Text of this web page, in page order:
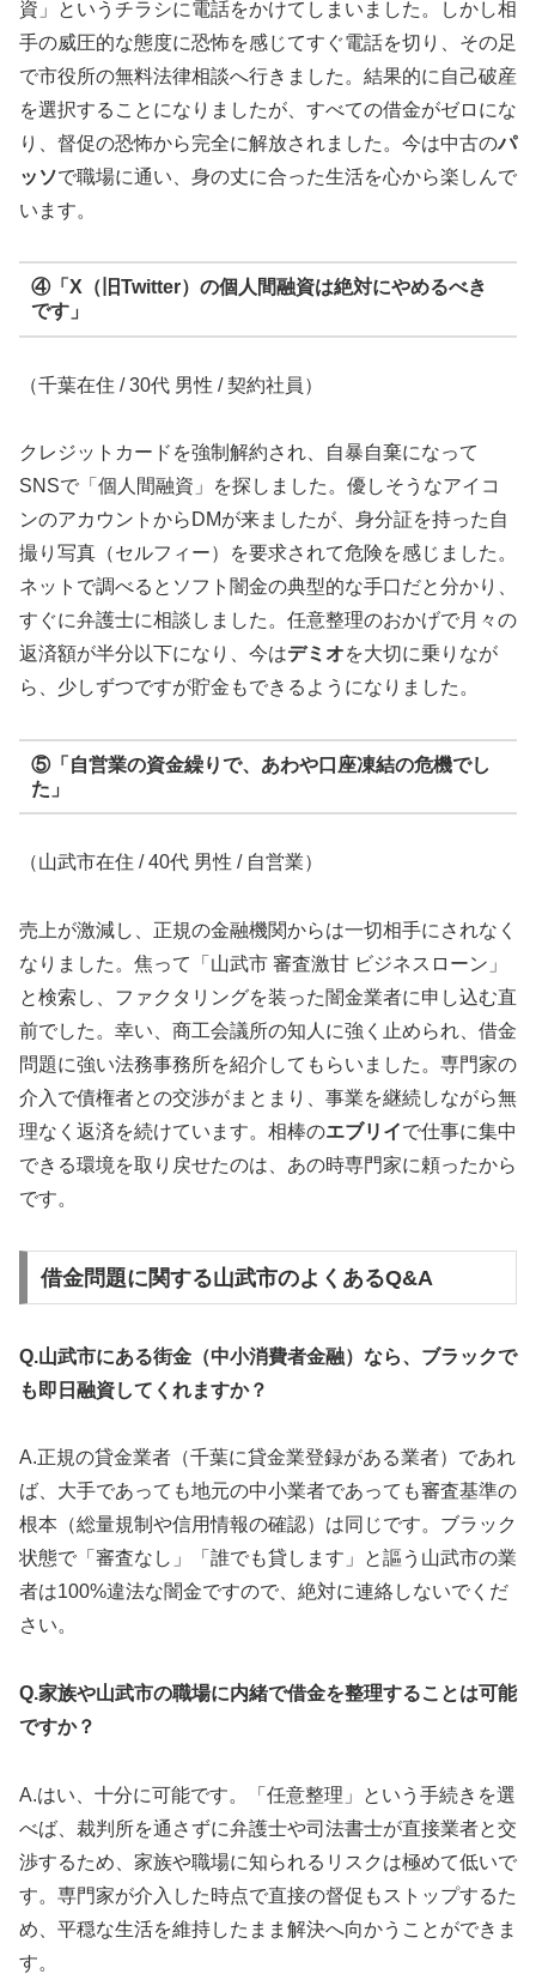
資」というチラシに電話をかけてしまいました。しかし相
手の威圧的な態度に恐怖を感じてすぐ電話を切り、その足
で市役所の無料法律相談へ行きました。結果的に自己破産
を選択することになりましたが、すべての借金がゼロにな
り、督促の恐怖から完全に解放されました。今は中古のパ
ッソで職場に通い、身の丈に合った生活を心から楽しんで
います。
④「X（旧Twitter）の個人間融資は絶対にやめるべき
です」
（千葉在住 / 30代 男性 / 契約社員）
クレジットカードを強制解約され、自暴自棄になって
SNSで「個人間融資」を探しました。優しそうなアイコ
ンのアカウントからDMが来ましたが、身分証を持った自
撮り写真（セルフィー）を要求されて危険を感じました。
ネットで調べるとソフト闇金の典型的な手口だと分かり、
すぐに弁護士に相談しました。任意整理のおかげで月々の
返済額が半分以下になり、今はデミオを大切に乗りなが
ら、少しずつですが貯金もできるようになりました。
⑤「自営業の資金繰りで、あわや口座凍結の危機でし
た」
（山武市在住 / 40代 男性 / 自営業）
売上が激減し、正規の金融機関からは一切相手にされなく
なりました。焦って「山武市 審査激甘 ビジネスローン」
と検索し、ファクタリングを装った闇金業者に申し込む直
前でした。幸い、商工会議所の知人に強く止められ、借金
問題に強い法務事務所を紹介してもらいました。専門家の
介入で債権者との交渉がまとまり、事業を継続しながら無
理なく返済を続けています。相棒のエブリイで仕事に集中
できる環境を取り戻せたのは、あの時専門家に頼ったから
です。
借金問題に関する山武市のよくあるQ&A
Q.山武市にある街金（中小消費者金融）なら、ブラックで
も即日融資してくれますか？
A.正規の貸金業者（千葉に貸金業登録がある業者）であれ
ば、大手であっても地元の中小業者であっても審査基準の
根本（総量規制や信用情報の確認）は同じです。ブラック
状態で「審査なし」「誰でも貸します」と謳う山武市の業
者は100%違法な闇金ですので、絶対に連絡しないでくだ
さい。
Q.家族や山武市の職場に内緒で借金を整理することは可能
ですか？
A.はい、十分に可能です。「任意整理」という手続きを選
べば、裁判所を通さずに弁護士や司法書士が直接業者と交
渉するため、家族や職場に知られるリスクは極めて低いで
す。専門家が介入した時点で直接の督促もストップするた
め、平穏な生活を維持したまま解決へ向かうことができま
す。